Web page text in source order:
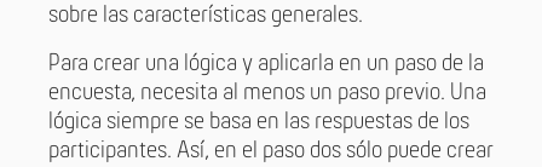
sobre las características generales.
Para crear una lógica y aplicarla en un paso de la
encuesta, necesita al menos un paso previo. Una
lógica siempre se basa en las respuestas de los
participantes. Así, en el paso dos sólo puede crear